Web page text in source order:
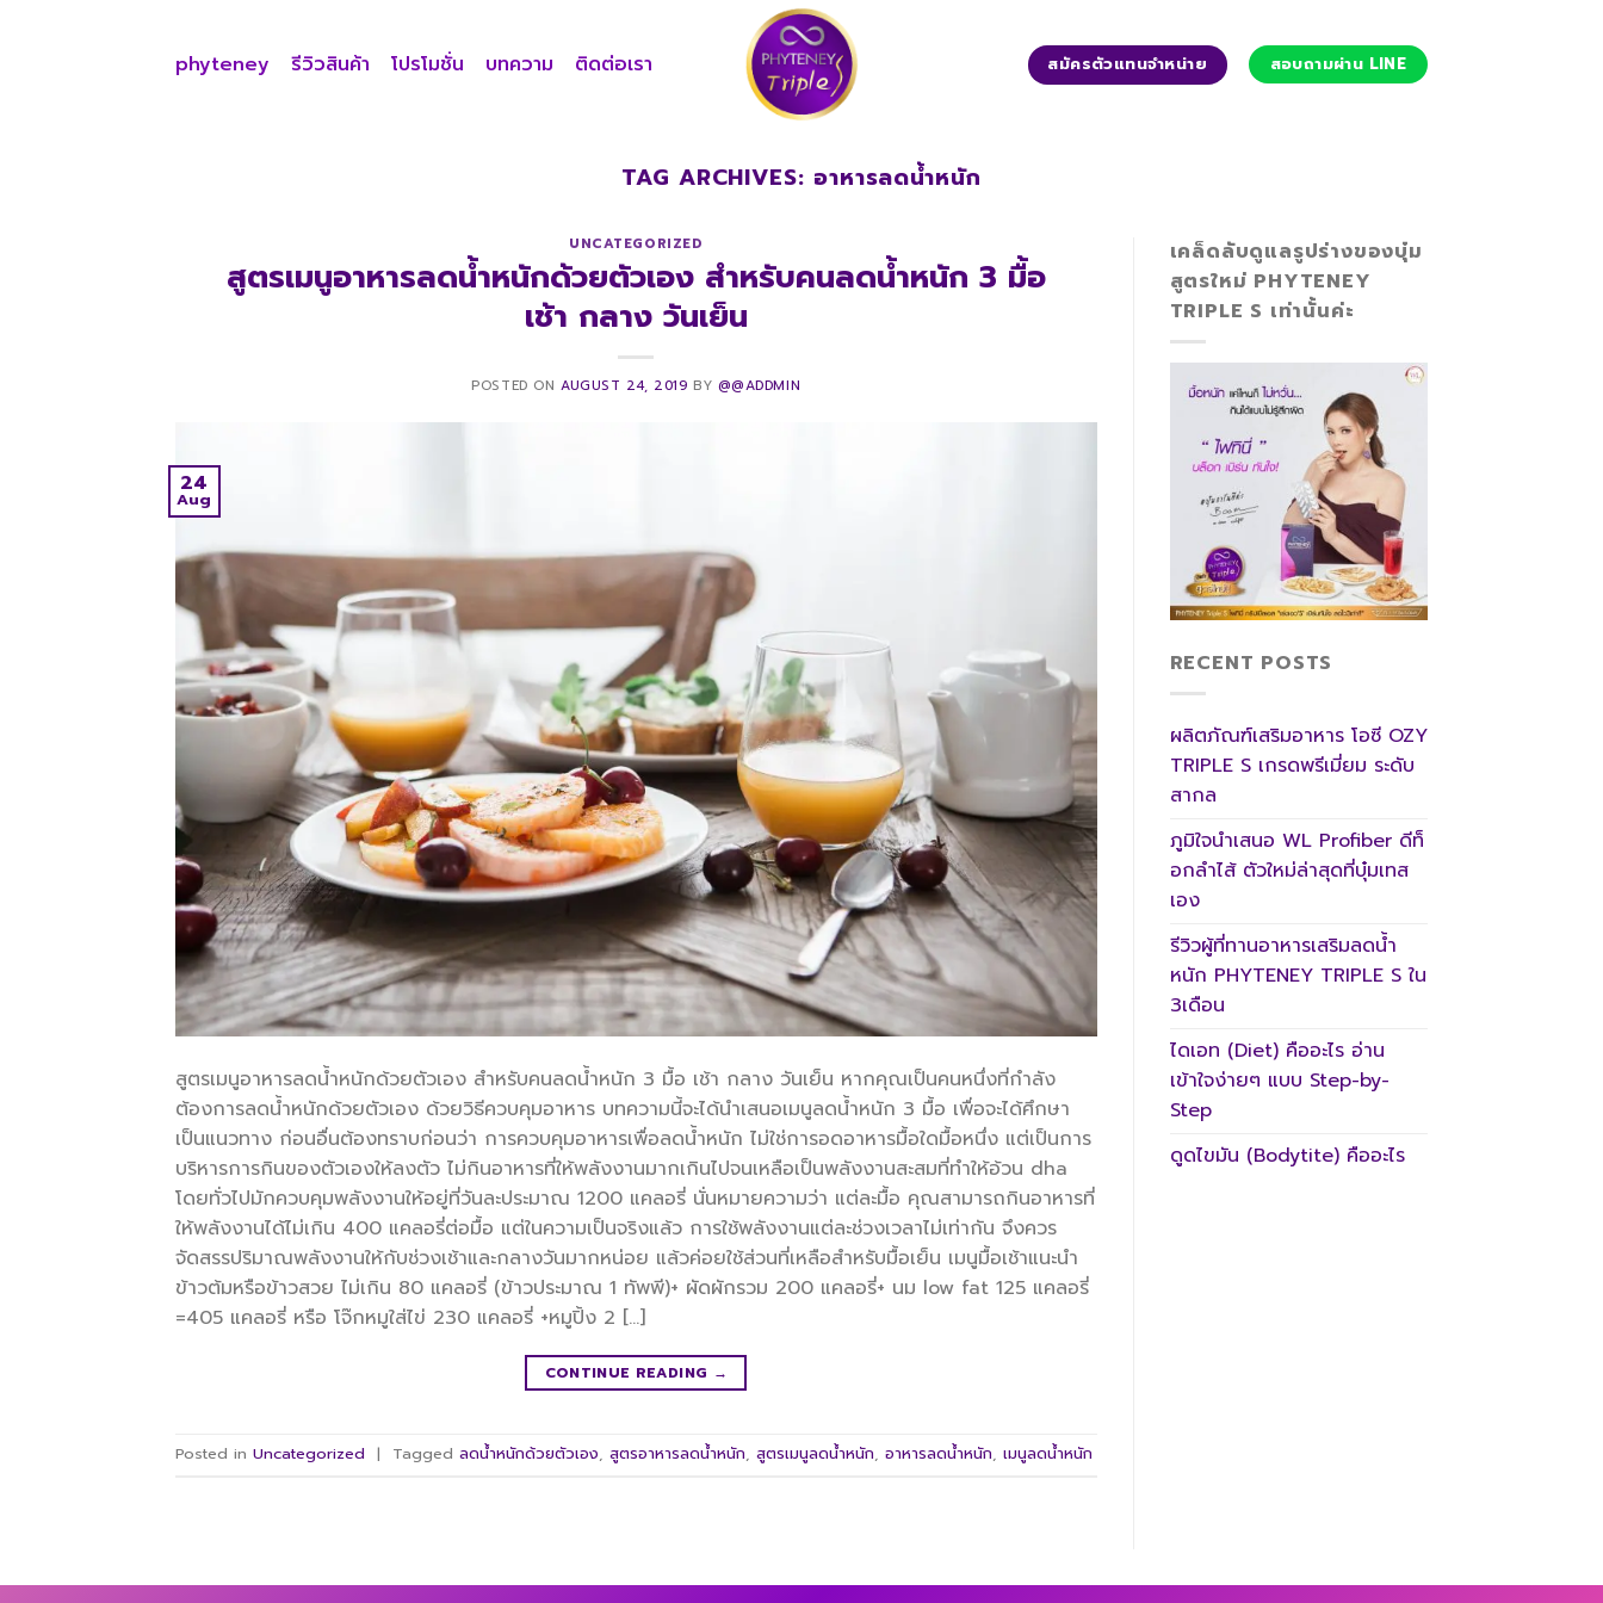
phyteney รีวิวสินค้า โปรโมชั่น บทความ ติดต่อเรา สมัครตัวแทนจำหน่าย สอบถามผ่าน LINE
TAG ARCHIVES: อาหารลดน้ำหนัก
UNCATEGORIZED
สูตรเมนูอาหารลดน้ำหนักด้วยตัวเอง สำหรับคนลดน้ำหนัก 3 มื้อ
เช้า กลาง วันเย็น
POSTED ON AUGUST 24, 2019 BY @@ADDMIN
24
Aug
สูตรเมนูอาหารลดน้ำหนักด้วยตัวเอง สำหรับคนลดน้ำหนัก 3 มื้อ เช้า กลาง วันเย็น หากคุณเป็นคนหนึ่งที่กำลัง
ต้องการลดน้ำหนักด้วยตัวเอง ด้วยวิธีควบคุมอาหาร บทความนี้จะได้นำเสนอเมนูลดน้ำหนัก 3 มื้อ เพื่อจะได้ศึกษา
เป็นแนวทาง ก่อนอื่นต้องทราบก่อนว่า การควบคุมอาหารเพื่อลดน้ำหนัก ไม่ใช่การอดอาหารมื้อใดมื้อหนึ่ง แต่เป็นการ
บริหารการกินของตัวเองให้ลงตัว ไม่กินอาหารที่ให้พลังงานมากเกินไปจนเหลือเป็นพลังงานสะสมที่ทำให้อ้วน dha
โดยทั่วไปมักควบคุมพลังงานให้อยู่ที่วันละประมาณ 1200 แคลอรี่ นั่นหมายความว่า แต่ละมื้อ คุณสามารถกินอาหารที่
ให้พลังงานได้ไม่เกิน 400 แคลอรี่ต่อมื้อ แต่ในความเป็นจริงแล้ว การใช้พลังงานแต่ละช่วงเวลาไม่เท่ากัน จึงควร
จัดสรรปริมาณพลังงานให้กับช่วงเช้าและกลางวันมากหน่อย แล้วค่อยใช้ส่วนที่เหลือสำหรับมื้อเย็น เมนูมื้อเช้าแนะนำ
ข้าวต้มหรือข้าวสวย ไม่เกิน 80 แคลอรี่ (ข้าวประมาณ 1 ทัพพี)+ ผัดผักรวม 200 แคลอรี่+ นม low fat 125 แคลอรี่
=405 แคลอรี่ หรือ โจ๊กหมูใส่ไข่ 230 แคลอรี่ +หมูปิ้ง 2 […]
CONTINUE READING →
Posted in Uncategorized | Tagged ลดน้ำหนักด้วยตัวเอง, สูตรอาหารลดน้ำหนัก, สูตรเมนูลดน้ำหนัก, อาหารลดน้ำหนัก, เมนูลดน้ำหนัก
เคล็ดลับดูแลรูปร่างของบุ๋ม
สูตรใหม่ PHYTENEY
TRIPLE S เท่านั้นค่ะ
RECENT POSTS
ผลิตภัณฑ์เสริมอาหาร โอซี OZY
TRIPLE S เกรดพรีเมี่ยม ระดับ
สากล
ภูมิใจนำเสนอ WL Profiber ดีท็
อกลําไส้ ตัวใหม่ล่าสุดที่บุ๋มเทส
เอง
รีวิวผู้ที่ทานอาหารเสริมลดน้ำ
หนัก PHYTENEY TRIPLE S ใน
3เดือน
ไดเอท (Diet) คืออะไร อ่าน
เข้าใจง่ายๆ แบบ Step-by-
Step
ดูดไขมัน (Bodytite) คืออะไร